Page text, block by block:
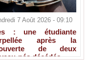
7 Août 2026 - 09:10
: une étudiante
après la
de deux
nés décédés